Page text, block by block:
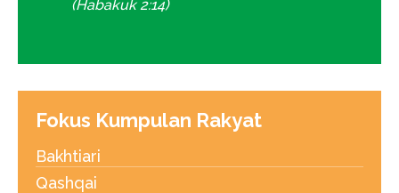
(Habakuk 2:14)
Fokus Kumpulan Rakyat
Bakhtiari
Qashqai